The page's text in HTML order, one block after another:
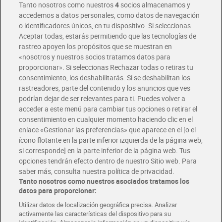
Envío gratis por compras superiores a 100€
Envío estandar por 4,99€
Glovo y Uber Eats
Solicita tu factura de Glovo o Uber Eats
Únete al CLUB Dia
Disfruta las ventajas y ofertas exclusivas.
Descárgate la APP Dia
Folletos y Tiendas
Descubre las mejores ofertas y busca tu tienda más cercana
Tarjeta MaX Dia
Te devuelve hasta 8€/mes de tus compras.
¡Solicita tu tarjeta de crédito aquí!
COMER MEJOR CADA DIA
Tanto nosotros como nuestros4socios almacenamos y
accedemos a datos personales, como datos de navegación
o identificadores únicos, en tu dispositivo. Si seleccionas
Aceptar todas, estarás permitiendo que las tecnologías de
rastreo apoyen los propósitos que se muestran en
«nosotros y nuestros socios tratamos datos para
proporcionar». Si seleccionas Rechazar todas o retiras tu
consentimiento, los deshabilitarás. Si se deshabilitan los
rastreadores, parte del contenido y los anuncios que ves
podrían dejar de ser relevantes para ti. Puedes volver a
acceder a este menú para cambiar tus opciones o retirar el
consentimiento en cualquier momento haciendo clic en el
enlace «Gestionar las preferencias» que aparece en el [o el
ícono flotante en la parte inferior izquierda de la página web,
si corresponde] en la parte inferior de la página web. Tus
opciones tendrán efecto dentro de nuestro Sitio web. Para
saber más, consulta nuestra política de privacidad.
Tanto nosotros como nuestros asociados tratamos los
datos para proporcionar:
Utilizar datos de localización geográfica precisa. Analizar
activamente las características del dispositivo para su